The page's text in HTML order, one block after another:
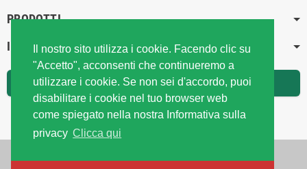
Il nostro sito utilizza i cookie. Facendo clic su
"Accetto", acconsenti che continueremo a
utilizzare i cookie. Se non sei d'accordo, puoi
disabilitare i cookie nel tuo browser web
come spiegato nella nostra Informativa sulla
privacy Clicca qui
PRODOTTI
IL TUO ACCOUNT
RECESSO DAL CONTRATTO
Traccia stato del recesso